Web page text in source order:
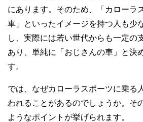
にあります。そのため、「カローラ
車」といったイメージを持つ人も少
し、実際には若い世代からも一定の
あり、単純に「おじさんの車」と決
す。
では、なぜカローラスポーツに乗る
われることがあるのでしょうか。そ
ようなポイントが挙げられます。